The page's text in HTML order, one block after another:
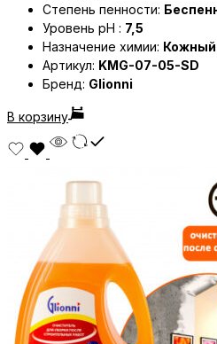
Степень пенности:
Уровень pH : 7,5
Назначение химии: Кожный
Артикул: KMG-07-05-SD
Бренд: Glionni
В корзину